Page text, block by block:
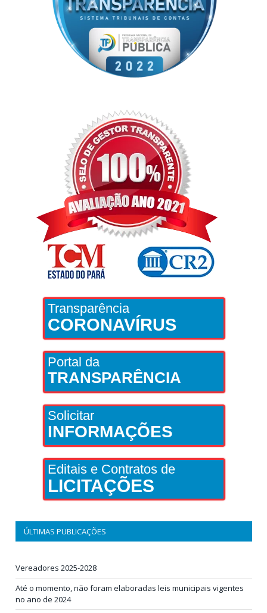
Transparência
CORONAVÍRUS
Portal da
TRANSPARÊNCIA
Solicitar
INFORMAÇÕES
Editais e Contratos de
LICITAÇÕES
ÚLTIMAS PUBLICAÇÕES
Vereadores 2025-2028
Até o momento, não foram elaboradas leis municipais vigentes
no ano de 2024